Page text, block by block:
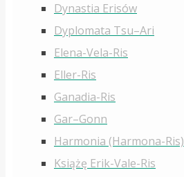
Dynastia Erisów
Dyplomata Tsu–Ari
Elena-Vela-Ris
Eller-Ris
Ganadia-Ris
Gar–Gonn
Harmonia (Harmona-Ris)
Książę Erik-Vale-Ris